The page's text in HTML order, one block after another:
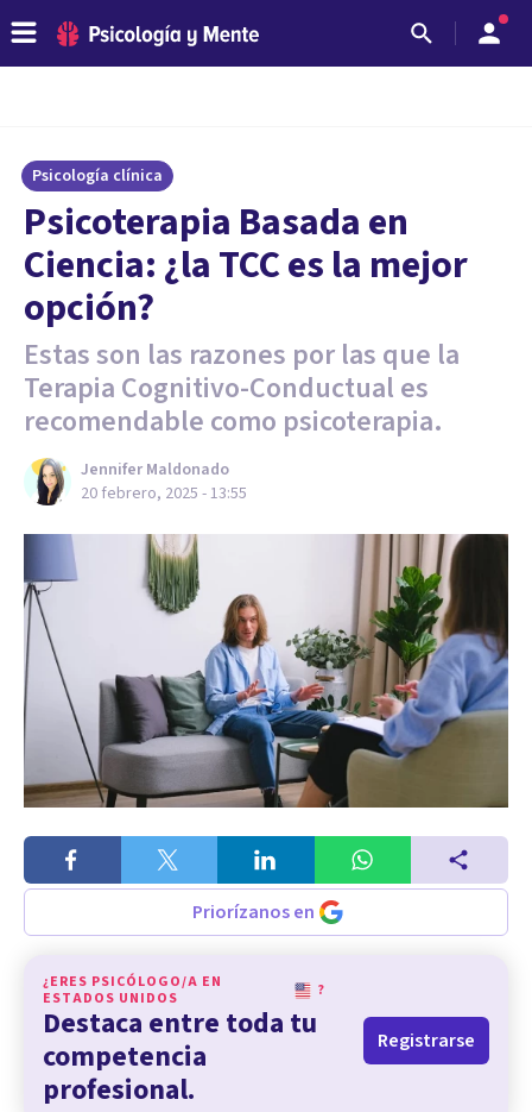
Psicología clínica
Psicoterapia Basada en
Ciencia: ¿la TCC es la mejor
opción?
Estas son las razones por las que la
Terapia Cognitivo-Conductual es
recomendable como psicoterapia.
Jennifer Maldonado
20 febrero, 2025 - 13:55
Priorízanos en
¿ERES PSICÓLOGO/A EN
ESTADOS UNIDOS
?
Destaca entre toda tu
competencia
profesional.
Registrarse